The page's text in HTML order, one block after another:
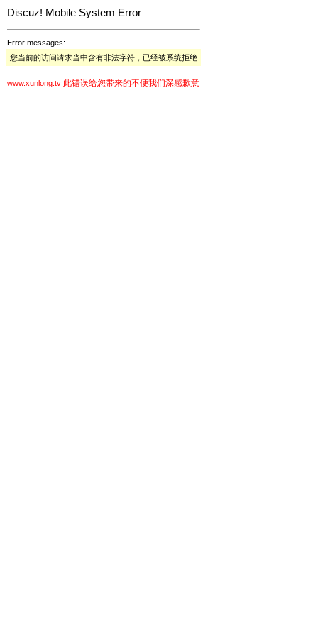
Discuz! Mobile System Error
Error messages:
您当前的访问请求当中含有非法字符，已经被系统拒绝
www.xunlong.tv 此错误给您带来的不便我们深感歉意